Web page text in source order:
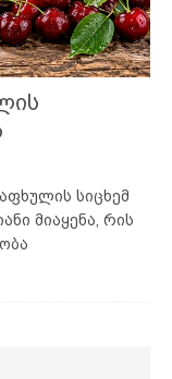
სიცხემ
მიაყენა, რის